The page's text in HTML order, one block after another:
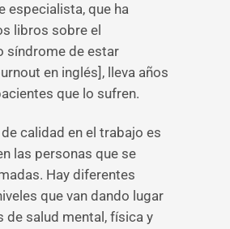
especialista, que ha
libros sobre el
síndrome de estar
en inglés], lleva años
que lo sufren.
calidad en el trabajo es
las personas que se
Hay diferentes
que van dando lugar
de salud mental, física y